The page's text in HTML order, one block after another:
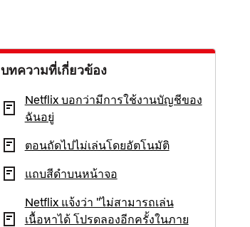
บทความที่เกี่ยวข้อง
Netflix บอกว่ามีการใช้งานบัญชีของ
ฉันอยู่
ตอนถัดไปไม่เล่นโดยอัตโนมัติ
แถบสีดำบนหน้าจอ
Netflix แจ้งว่า "ไม่สามารถเล่น
เนื้อหาได้ โปรดลองอีกครั้งในภาย